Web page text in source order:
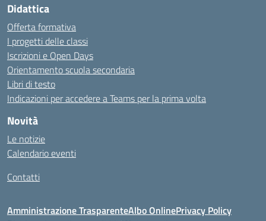
Didattica
Offerta formativa
I progetti delle classi
Iscrizioni e Open Days
Orientamento scuola secondaria
Libri di testo
Indicazioni per accedere a Teams per la prima volta
Novità
Le notizie
Calendario eventi
Contatti
Amministrazione TrasparenteAlbo OnlinePrivacy Policy